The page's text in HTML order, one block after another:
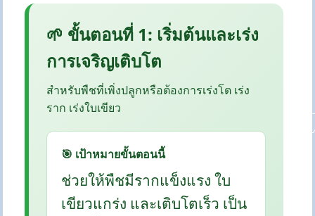
🌱 ขั้นตอนที่ 1: เริ่มต้นและเร่ง
การเจริญเติบโต
สำหรับพืชที่เพิ่งปลูกหรือต้องการเร่งโต เร่ง
ราก เร่งใบเขียว
🎯 เป้าหมายขั้นตอนนี้
ช่วยให้พืชมีรากแข็งแรง ใบ
เขียวแกร่ง และเติบโตเร็ว เป็น